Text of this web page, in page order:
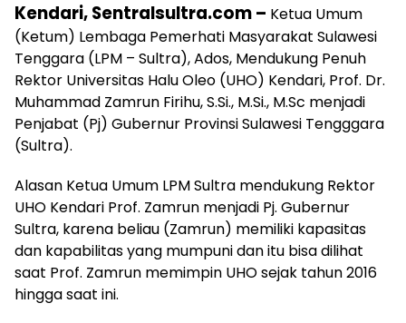
Kendari, Sentralsultra.com – Ketua Umum
(Ketum) Lembaga Pemerhati Masyarakat Sulawesi
Tenggara (LPM – Sultra), Ados, Mendukung Penuh
Rektor Universitas Halu Oleo (UHO) Kendari, Prof. Dr.
Muhammad Zamrun Firihu, S.Si., M.Si., M.Sc menjadi
Penjabat (Pj) Gubernur Provinsi Sulawesi Tengggara
(Sultra).
Alasan Ketua Umum LPM Sultra mendukung Rektor
UHO Kendari Prof. Zamrun menjadi Pj. Gubernur
Sultra, karena beliau (Zamrun) memiliki kapasitas
dan kapabilitas yang mumpuni dan itu bisa dilihat
saat Prof. Zamrun memimpin UHO sejak tahun 2016
hingga saat ini.